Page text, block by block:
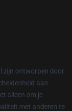
zijn ontworpen door
aan
alleen om je
met anderen te